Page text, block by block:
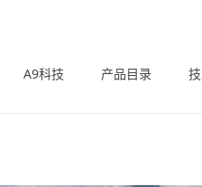
A9科技 产品目录